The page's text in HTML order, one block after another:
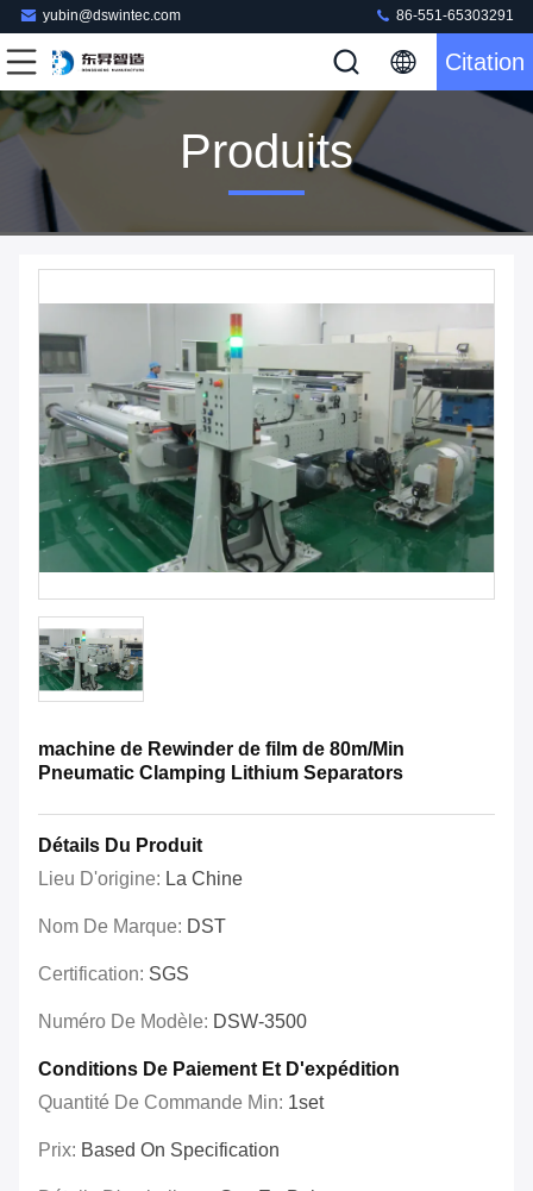
yubin@dswintec.com 86-551-65303291
Citation
Produits
machine de Rewinder de film de 80m/Min
Pneumatic Clamping Lithium Separators
Détails Du Produit
Lieu D'origine: La Chine
Nom De Marque: DST
Certification: SGS
Numéro De Modèle: DSW-3500
Conditions De Paiement Et D'expédition
Quantité De Commande Min: 1set
Prix: Based On Specification